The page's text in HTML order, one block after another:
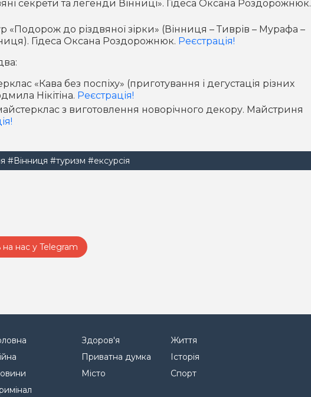
секрети та легенди Вінниці». Гідеса Оксана Роздорожнюк.
«Подорож до різдвяної зірки» (Вінниця – Тиврів – Мурафа –
Гідеса Оксана Роздорожнюк. Реєстрація!
«Кава без поспіху» (приготування і дегустація різних
Нікітіна. Реєстрація!
з виготовлення новорічного декору. Майстриня
#Вінниця #туризм #ексурсія
на нас у Telegram
Здоров'я
Приватна думка
Місто
Життя
Історія
Спорт